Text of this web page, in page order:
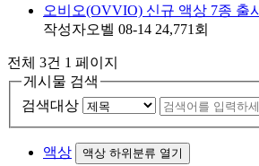
오비오(OVVIO) 신규 액상 7종 출시
작성자오벨 08-14 24,771 회
전체 3건 1 페이지
게시물 검색
검색대상
액상 액상 하위분류 열기